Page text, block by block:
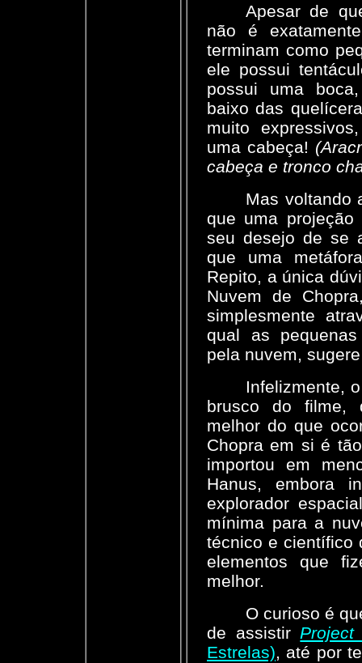
Apesar de
não é
terminam como
ele possui
possui uma
baixo das
muito
uma cabeça!
cabeça e tronco
Mas voltando
que uma
seu desejo de se
que uma
Repito, a única
Nuvem de
simplesmente
qual as
pela nuvem,
Infelizmente,
brusco do filme,
melhor do que
Chopra em si é
importou em
Hanus, embora
explorador
mínima para a
técnico e científico
elementos que
melhor.
O curioso é
de assistir
Estrelas), até por